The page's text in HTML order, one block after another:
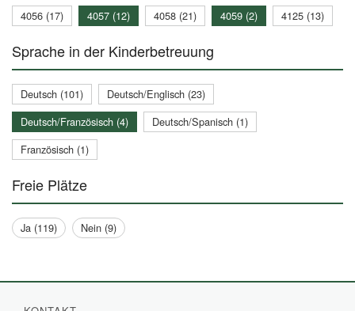
4056 (17)
4057 (12) 4058 (21) 4059 (2) 4125 (13)
Sprache in der Kinderbetreuung
Deutsch (101)
Deutsch/Englisch (23)
Deutsch/Französisch (4)
Deutsch/Spanisch (1)
Französisch (1)
Freie Plätze
Ja (119) Nein (9)